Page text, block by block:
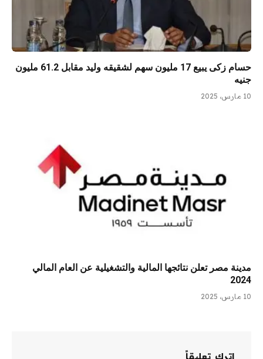
حسام زكى يبيع 17 مليون سهم لشقيقه وليد مقابل 61.2 مليون
جنيه
10 مارس، 2025
مدينة مصر تعلن نتائجها المالية والتشغيلية عن العام المالي
2024
10 مارس، 2025
اترك تعليقاً